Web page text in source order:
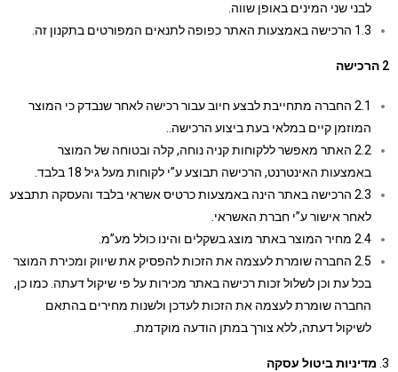
לבני שני המינים באופן שווה.
1.3 הרכישה באמצעות האתר כפופה לתנאים המפורטים בתקנון זה.
2.1 החברה מתחייבת לבצע חיוב עבור רכישה לאחר שנבדק כי המוצר
המוזמן קיים במלאי בעת ביצוע הרכישה..
2.2 האתר מאפשר ללקוחות קניה נוחה, קלה ובטוחה של המוצר
באמצעות האינטרנט, הרכישה תבוצע ע”י לקוחות מעל גיל 18 בלבד.
2.3 הרכישה באתר הינה באמצעות כרטיס אשראי בלבד והעסקה תתבצע
לאחר אישור ע”י חברת האשראי.
2.4 מחיר המוצר באתר מוצג בשקלים והינו כולל מע”מ.
2.5 החברה שומרת לעצמה את הזכות להפסיק את שיווק ומכירת המוצר
בכל עת וכן לשלול זכות רכישה באתר מכירות על פי שיקול דעתה. כמו כן,
החברה שומרת לעצמה את הזכות לעדכן ולשנות מחירים בהתאם
לשיקול דעתה, ללא צורך במתן הודעה מוקדמת.
ביטול עסקה